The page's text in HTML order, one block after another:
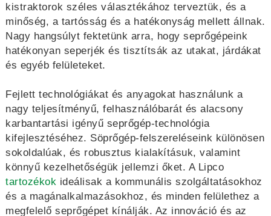
kistraktorok széles választékához terveztük, és a
minőség, a tartósság és a hatékonyság mellett állnak.
Nagy hangsúlyt fektetünk arra, hogy seprőgépeink
hatékonyan seperjék és tisztítsák az utakat, járdákat
és egyéb felületeket.
Fejlett technológiákat és anyagokat használunk a
nagy teljesítményű, felhasználóbarát és alacsony
karbantartási igényű seprőgép-technológia
kifejlesztéséhez. Söprőgép-felszereléseink különösen
sokoldalúak, és robusztus kialakításuk, valamint
könnyű kezelhetőségük jellemzi őket. A Lipco
tartozékok ideálisak a kommunális szolgáltatásokhoz
és a magánalkalmazásokhoz, és minden felülethez a
megfelelő seprőgépet kínálják. Az innováció és az